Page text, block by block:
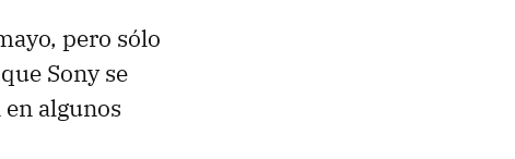
pero sólo
Sony se
algunos